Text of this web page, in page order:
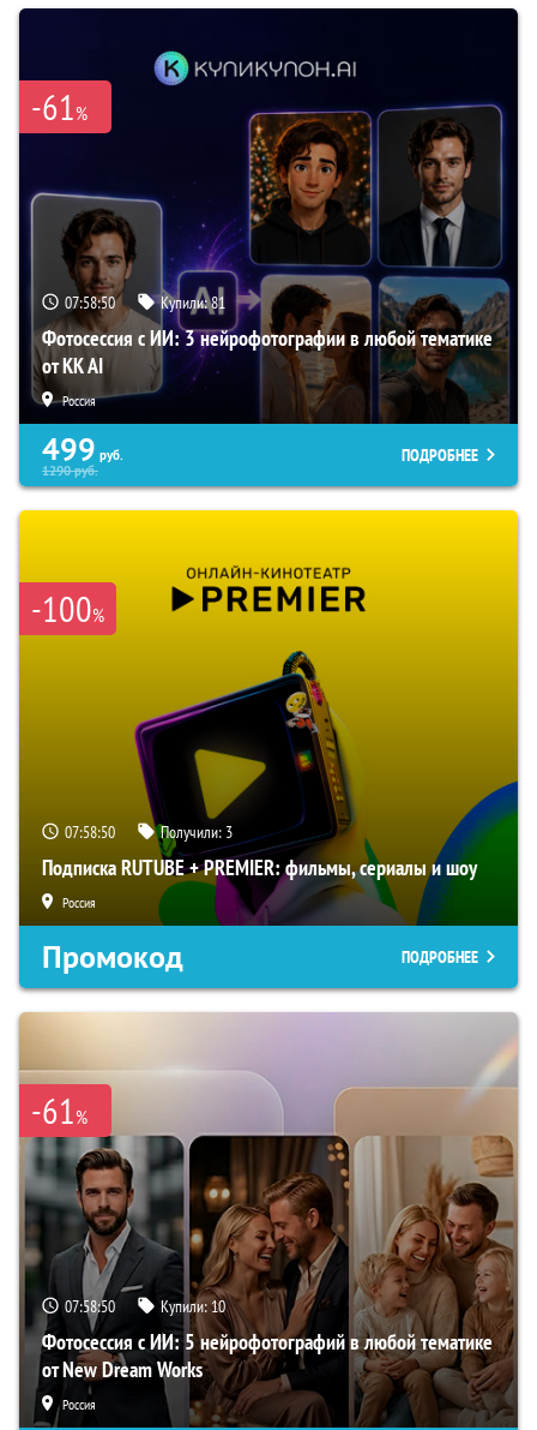
-61%
07:58:49 Купили:81
Фотосессия с ИИ: 3 нейрофотографии в любой тематике
от KK AI
Россия
499 руб.
1290руб.
ПОДРОБНЕЕ
-100%
07:58:49 Получили: 3
Подписка RUTUBE + PREMIER: фильмы, сериалы и шоу
Россия
Промокод ПОДРОБНЕЕ
-61%
07:58:49 Купили:10
Фотосессия с ИИ: 5 нейрофотографий в любой тематике
от New Dream Works
Россия